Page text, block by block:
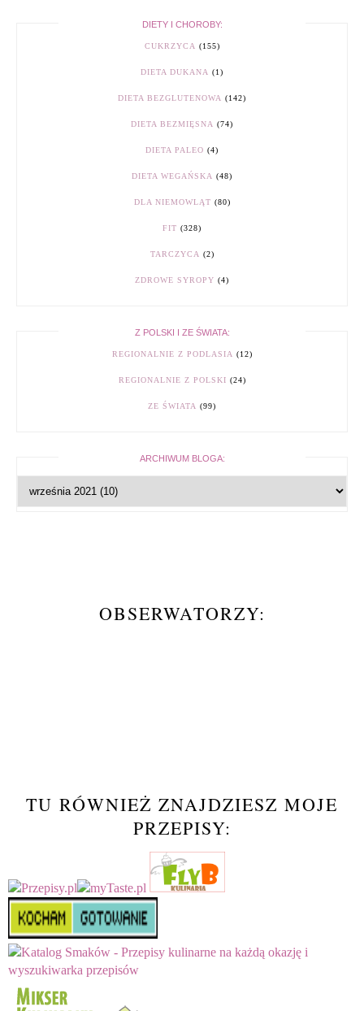
DIETY I CHOROBY:
CUKRZYCA (155)
DIETA DUKANA (1)
DIETA BEZGLUTENOWA (142)
DIETA BEZMIĘSNA (74)
DIETA PALEO (4)
DIETA WEGAŃSKA (48)
DLA NIEMOWLĄT (80)
FIT (328)
TARCZYCA (2)
ZDROWE SYROPY (4)
Z POLSKI I ZE ŚWIATA:
REGIONALNIE Z PODLASIA (12)
REGIONALNIE Z POLSKI (24)
ZE ŚWIATA (99)
ARCHIWUM BLOGA:
OBSERWATORZY:
TU RÓWNIEŻ ZNAJDZIESZ MOJE
PRZEPISY: